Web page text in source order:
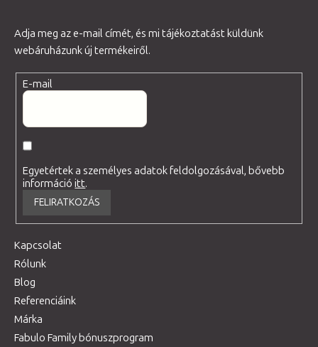
Adja meg az e-mail címét, és mi tájékoztatást küldünk
webáruházunk új termékeiről.
E-mail
Egyetértek a személyes adatok feldolgozásával, bővebb
információitt.
FELIRATKOZÁS
Kapcsolat
Rólunk
Blog
Referenciáink
Márka
Fabulo Family bónuszprogram